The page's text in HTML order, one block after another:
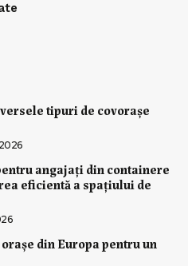
tipuri de covorașe
angajați din containere
eficientă a spațiului de
din Europa pentru un